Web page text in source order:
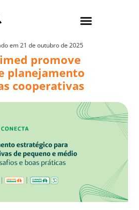
em21 de outubro de 2025
promove
planejamento
cooperativas